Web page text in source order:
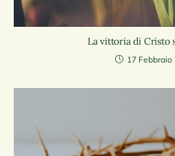
La vittoria di Cristo
17 Febbraio